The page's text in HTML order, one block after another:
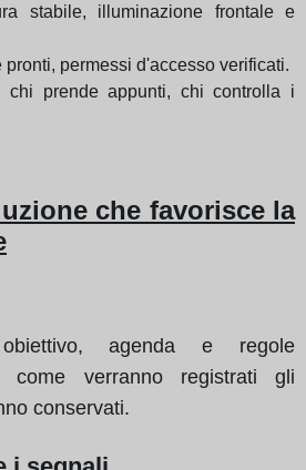
stabile, illuminazione frontale e
pronti, permessi d'accesso verificati.
chi prende appunti, chi controlla i
che favorisce la
agenda e regole
come verranno registrati gli
conservati.